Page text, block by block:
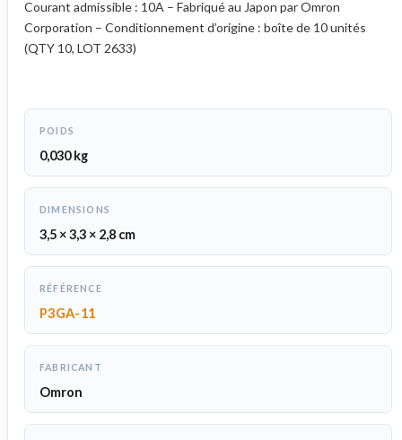
Courant admissible : 10A – Fabriqué au Japon par Omron
Corporation – Conditionnement d’origine : boîte de 10 unités
(QTY 10, LOT 2633)
POIDS
0,030 kg
DIMENSIONS
3,5 × 3,3 × 2,8 cm
RÉFÉRENCE
P3GA-11
FABRICANT
Omron